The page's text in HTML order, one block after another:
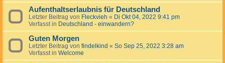
Aufenthaltserlaubnis für Deutschland
Letzter Beitrag von Fleckvieh « Di Okt 04, 2022 9:41 pm
Verfasst in Deutschland - einwandern?
Guten Morgen
Letzter Beitrag von findelkind « So Sep 25, 2022 3:28 am
Verfasst in Welcome